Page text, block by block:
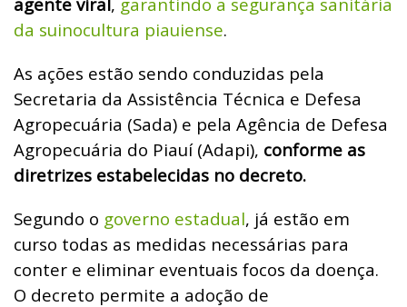
da suinocultura piauiense.
As ações estão sendo conduzidas pela
Secretaria da Assistência Técnica e Defesa
Agropecuária (Sada) e pela Agência de Defesa
Agropecuária do Piauí (Adapi), conforme as
diretrizes estabelecidas no decreto.
Segundo o governo estadual, já estão em
curso todas as medidas necessárias para
conter e eliminar eventuais focos da doença.
O decreto permite a adoção de